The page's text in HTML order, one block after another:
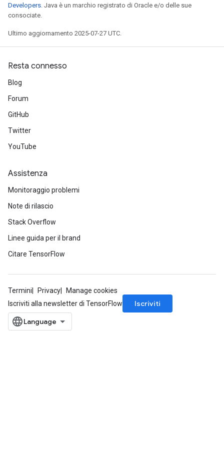
Developers. Java è un marchio registrato di Oracle e/o delle sue
consociate.
Ultimo aggiornamento 2025-07-27 UTC.
Resta connesso
Blog
Forum
GitHub
Twitter
YouTube
Assistenza
Monitoraggio problemi
Note di rilascio
Stack Overflow
Linee guida per il brand
Citare TensorFlow
Termini Privacy
Manage cookies
Iscriviti alla newsletter di TensorFlow
Iscriviti